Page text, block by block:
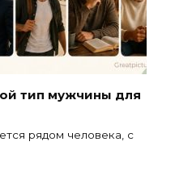
тип мужчины для
рядом человека, с